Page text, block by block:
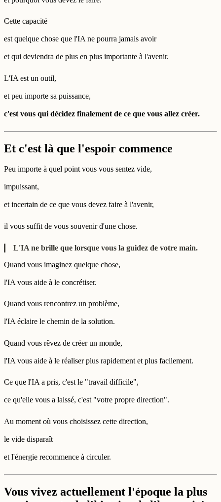
Cette capacité
est quelque chose que l'IA ne pourra jamais avoir
et qui deviendra de plus en plus importante à l'avenir.
L'IA est un outil,
et peu importe sa puissance,
c'est vous qui décidez finalement de ce que vous allez créer.
Et c'est là que l'espoir commence
Peu importe à quel point vous vous sentez vide,
impuissant,
et incertain de ce que vous devez faire à l'avenir,
il vous suffit de vous souvenir d'une chose.
L'IA ne brille que lorsque vous la guidez de votre main.
Quand vous imaginez quelque chose,
l'IA vous aide à le concrétiser.
Quand vous rencontrez un problème,
l'IA éclaire le chemin de la solution.
Quand vous rêvez de créer un monde,
l'IA vous aide à le réaliser plus rapidement et plus facilement.
Ce que l'IA a pris, c'est le "travail difficile",
ce qu'elle vous a laissé, c'est "votre propre direction".
Au moment où vous choisissez cette direction,
le vide disparaît
et l'énergie recommence à circuler.
Vous vivez actuellement l'époque la plus